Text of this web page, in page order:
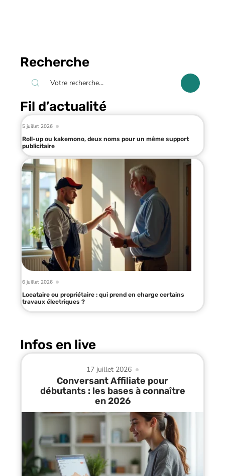
Recherche
Fil d’actualité
5 juillet 2026
Roll-up ou kakemono, deux noms pour un même support
publicitaire
6 juillet 2026
Locataire ou propriétaire : qui prend en charge certains
travaux électriques ?
Infos en live
17 juillet 2026
Conversant Affiliate pour
débutants : les bases à connaître
en 2026